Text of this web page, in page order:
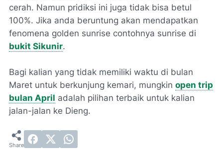
cerah. Namun pridiksi ini juga tidak bisa betul
100%. Jika anda beruntung akan mendapatkan
fenomena golden sunrise contohnya sunrise di
bukit Sikunir.
Bagi kalian yang tidak memiliki waktu di bulan
Maret untuk berkunjung kemari, mungkin open trip
bulan April adalah pilihan terbaik untuk kalian
jalan-jalan ke Dieng.